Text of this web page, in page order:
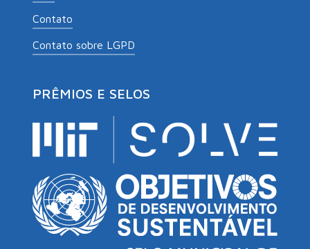
Contato
Contato sobre LGPD
PRÊMIOS E SELOS